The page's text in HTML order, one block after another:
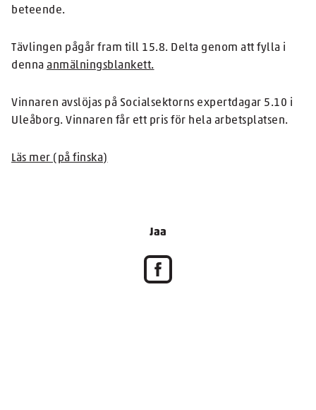
beteende.
Tävlingen pågår fram till 15.8. Delta genom att fylla i
denna anmälningsblankett.
Vinnaren avslöjas på Socialsektorns expertdagar 5.10 i
Uleåborg. Vinnaren får ett pris för hela arbetsplatsen.
Läs mer (på finska)
Jaa